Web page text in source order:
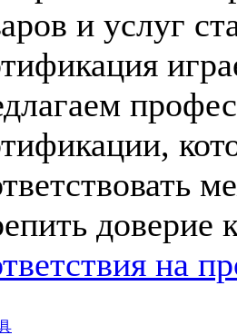
и услуг
доверие
на